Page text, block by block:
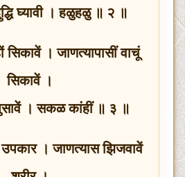
घ्यावी । हळुहळु ॥ २ ॥
सिकावें । जाणत्यापासीं वाचूं
सिकावें ।
। सकळ कांहीं ॥ ३ ॥
उपकार । जाणत्यास झिजवावें